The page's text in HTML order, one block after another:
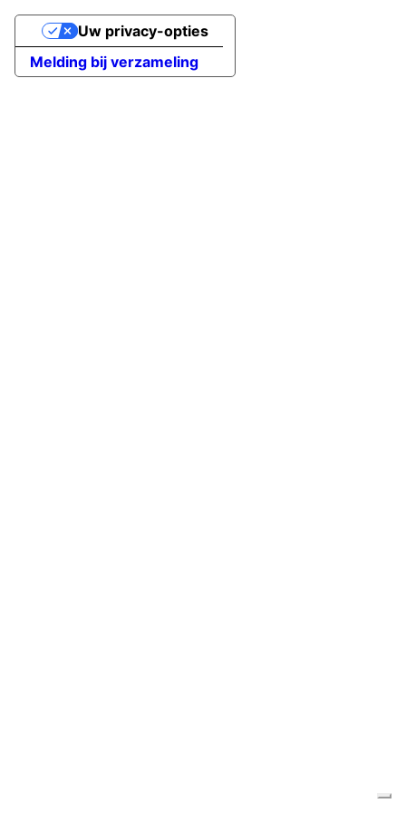
Melding bij verzameling
Uw privacy-opties